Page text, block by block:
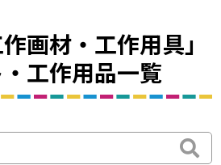
画材・工作用具」
工作用品一覧